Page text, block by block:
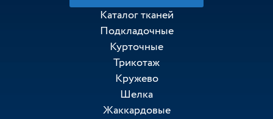
Каталог тканей
Подкладочные
Курточные
Трикотаж
Кружево
Шелка
Жаккардовые